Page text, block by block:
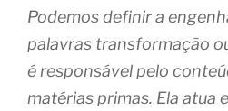
Podemos definir a
palavras transformação
é responsável pelo
matérias primas. Ela atua